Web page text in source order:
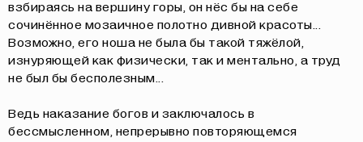
взбираясь на вершину горы, он нёс бы на себе
сочинённое мозаичное полотно дивной красоты...
Возможно, его ноша не была бы такой тяжёлой,
изнуряющей как физически, так и ментально, а труд
не был бы бесполезным...
Ведь наказание богов и заключалось в
бессмысленном, непрерывно повторяющемся